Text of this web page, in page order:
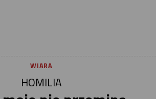
WIARA
HOMILIA